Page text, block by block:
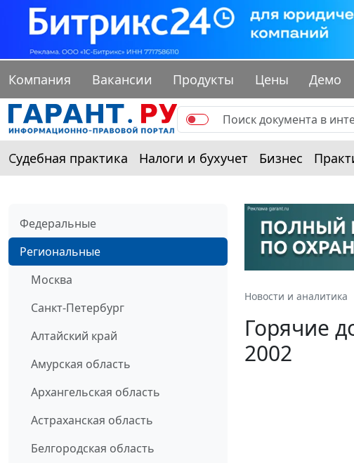
Компания Вакансии Продукты Цены Демо
Судебная практика Налоги и бухучет Бизнес
Федеральные
Региональные
Москва
Санкт-Петербург
Алтайский край
Амурская область
Архангельская область
Астраханская область
Белгородская область
Новости и аналитика
Горячие
2002